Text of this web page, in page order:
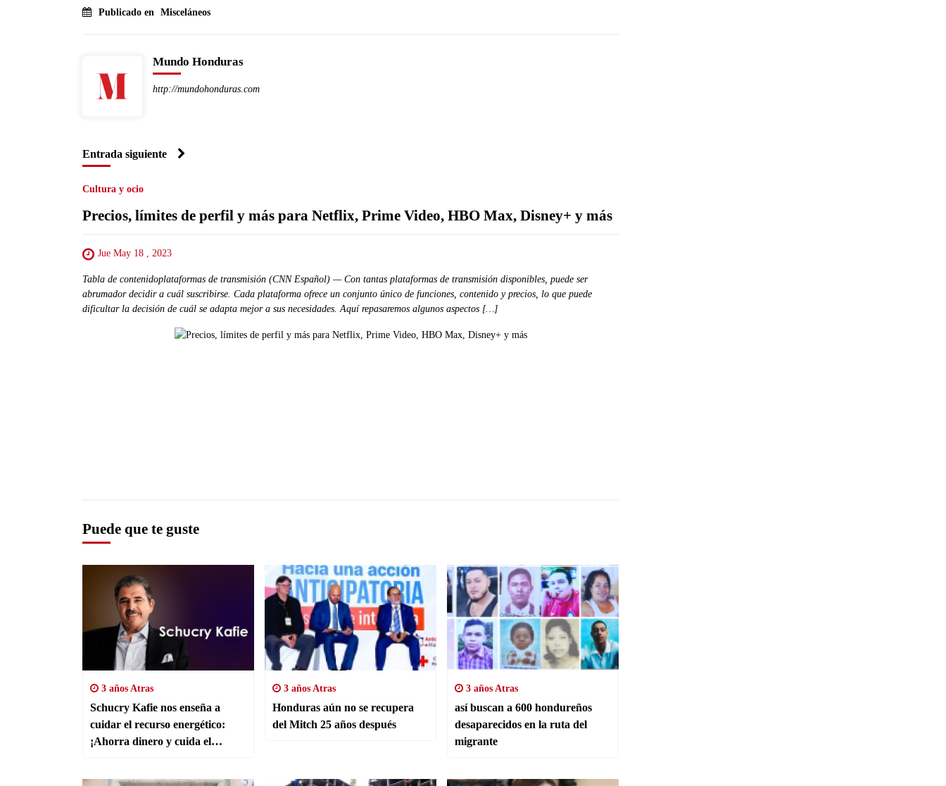
Publicado en Misceláneos
Mundo Honduras
http://mundohonduras.com
Entrada siguiente
Cultura y ocio
Precios, límites de perfil y más para Netflix, Prime Video, HBO Max, Disney+ y más
Jue May 18 , 2023
Tabla de contenidoplataformas de transmisión (CNN Español) — Con tantas plataformas de transmisión disponibles, puede ser
abrumador decidir a cuál suscribirse. Cada plataforma ofrece un conjunto único de funciones, contenido y precios, lo que puede
dificultar la decisión de cuál se adapta mejor a sus necesidades. Aquí repasaremos algunos aspectos […]
Puede que te guste
3 años Atras
Schucry Kafie nos enseña a
cuidar el recurso energético:
¡Ahorra dinero y cuida el
3 años Atras
Honduras aún no se recupera
del Mitch 25 años después
3 años Atras
así buscan a 600 hondureños
desaparecidos en la ruta del
migrante